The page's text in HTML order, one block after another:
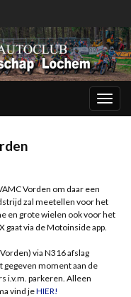
Vorden om daar een
zal meetellen voor het
en grote wielen ook voor het
via de Motoinside app.
via N316 afslag
moment aan de
i.v.m. parkeren. Alleen
vind jeHIER!